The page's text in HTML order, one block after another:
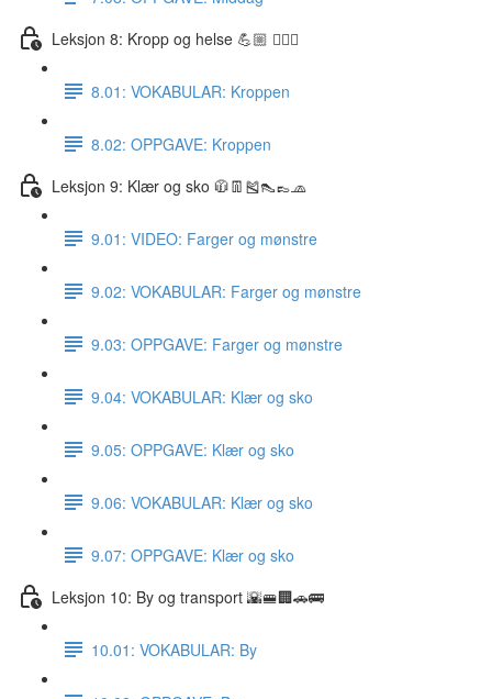
Leksjon 8: Kropp og helse 💪🏼 🏋🏽‍♀️
8.01: VOKABULAR: Kroppen
8.02: OPPGAVE: Kroppen
Leksjon 9: Klær og sko 🧥👖🎽👠👞🧢
9.01: VIDEO: Farger og mønstre
9.02: VOKABULAR: Farger og mønstre
9.03: OPPGAVE: Farger og mønstre
9.04: VOKABULAR: Klær og sko
9.05: OPPGAVE: Klær og sko
9.06: VOKABULAR: Klær og sko
9.07: OPPGAVE: Klær og sko
Leksjon 10: By og transport 🌇🚝🏢🚗🚌
10.01: VOKABULAR: By